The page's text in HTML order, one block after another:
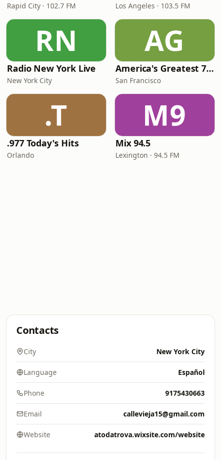
Rapid City · 102.7 FM Los Angeles · 103.5 FM
RN
Radio New York Live
New York City
AG
America's Greatest 70s Hits
San Francisco
.T
.977 Today's Hits
Orlando
M9
Mix 94.5
Lexington · 94.5 FM
Contacts
City New York City
Language Español
Phone 9175430663
Email callevieja15@gmail.com
Website atodatrova.wixsite.com/website